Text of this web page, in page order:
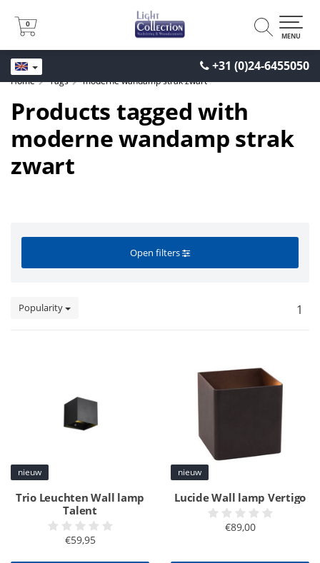
+31 (0)24-6455050
0
0
MENU
Home Tags moderne wandamp strak zwart
Products tagged with
moderne wandamp strak
zwart
Open filters
Popularity 1
nieuw
Trio Leuchten Wall lamp
Talent
€59,95
nieuw
Lucide Wall lamp Vertigo
€89,00